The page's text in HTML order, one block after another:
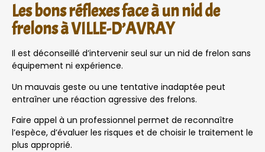
Les bons réflexes face à un nid de
frelons à VILLE-D’AVRAY
Il est déconseillé d’intervenir seul sur un nid de frelon sans
équipement ni expérience.
Un mauvais geste ou une tentative inadaptée peut
entraîner une réaction agressive des frelons.
Faire appel à un professionnel permet de reconnaître
l’espèce, d’évaluer les risques et de choisir le traitement le
plus approprié.